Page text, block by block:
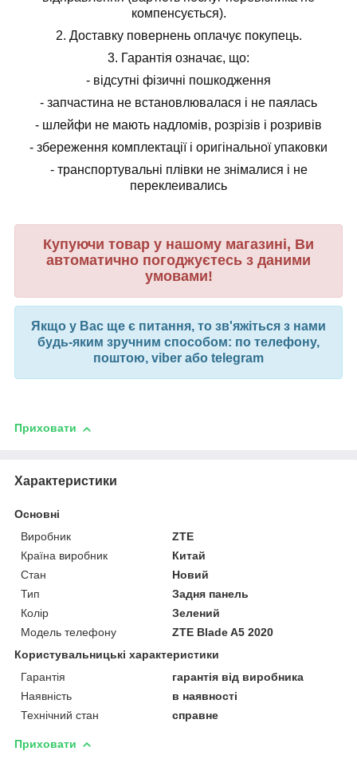
компенсується).
2. Доставку повернень оплачує покупець.
3. Гарантія означає, що:
- відсутні фізичні пошкодження
- запчастина не встановлювалася і не паялась
- шлейфи не мають надломів, розрізів і розривів
- збереження комплектації і оригінальної упаковки
- транспортувальні плівки не знімалися і не
переклеивались
Купуючи товар у нашому магазині, Ви
автоматично погоджуєтесь з даними
умовами!
Якщо у Вас ще є питання, то зв'яжіться з нами
будь-яким зручним способом: по телефону,
поштою, viber або telegram
Приховати
Характеристики
Основні
Виробник
ZTE
Країна виробник
Китай
Стан
Новий
Тип
Задня панель
Колір
Зелений
Модель телефону
ZTE Blade A5 2020
Користувальницькі характеристики
Гарантія
гарантія від виробника
Наявність
в наявності
Технічний стан
справне
Приховати